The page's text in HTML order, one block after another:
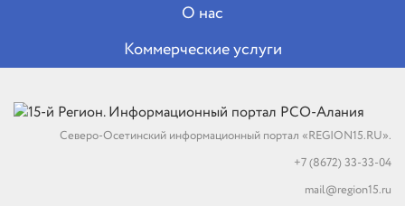
О нас
Коммерческие услуги
Северо-Осетинский информационный портал «REGION15.RU».
+7 (8672) 33-33-04
mail@region15.ru